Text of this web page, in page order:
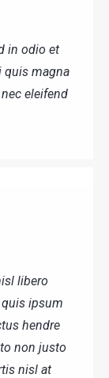
in odio et
quis magna
eleifend
libero
ipsum
hendre
non justo
nisl at